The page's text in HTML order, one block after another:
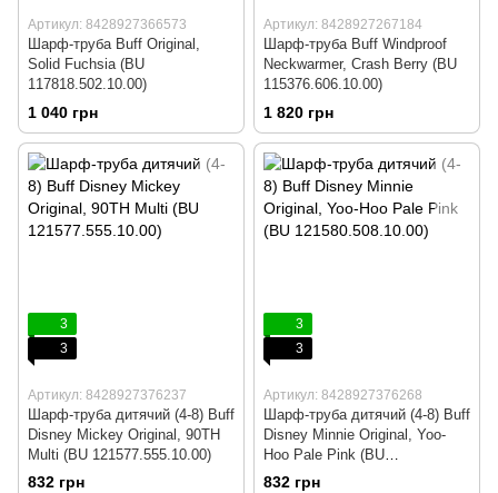
Артикул: 8428927366573
Шарф-труба Buff Original,
Solid Fuchsia (BU
117818.502.10.00)
1 040 грн
Артикул: 8428927267184
Шарф-труба Buff Windproof
Neckwarmer, Crash Berry (BU
115376.606.10.00)
1 820 грн
3
3
Артикул: 8428927376237
Шарф-труба дитячий (4-8) Buff
Disney Mickey Original, 90TH
Multi (BU 121577.555.10.00)
832 грн
3
3
Артикул: 8428927376268
Шарф-труба дитячий (4-8) Buff
Disney Minnie Original, Yoo-
Hoo Pale Pink (BU
121580.508.10.00)
832 грн